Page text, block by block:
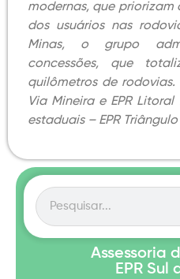
Assessoria
EPR Sul
modernas, que
dos usuários nas
Minas, o grupo
concessões, que
quilômetros de rodovias.
Via Mineira e EPR
estaduais – EPR